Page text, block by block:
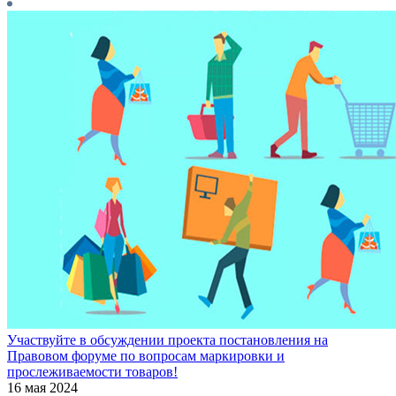
Участвуйте в обсуждении проекта постановления на
Правовом форуме по вопросам маркировки и
прослеживаемости товаров!
16 мая 2024